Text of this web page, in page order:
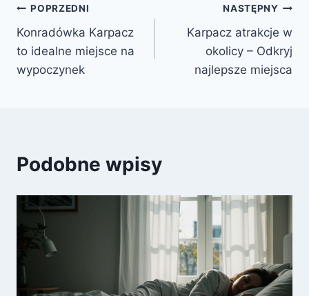
Nawigacja
wpisu
POPRZEDNI
Konradówka Karpacz
to idealne miejsce na
wypoczynek
NASTĘPNY
Karpacz atrakcje w
okolicy – Odkryj
najlepsze miejsca
Podobne wpisy